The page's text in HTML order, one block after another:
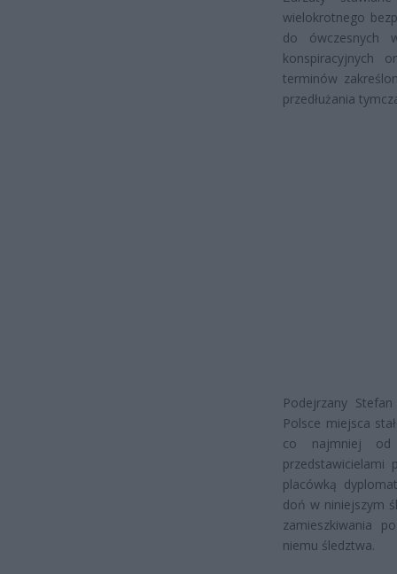
wielokrotnego
do ówczesnych
konspiracyjnych
terminów
przedłużania
Podejrzany
Polsce miejsca
co najmniej od
przedstawicielami
placówką
doń w niniejszym
zamieszkiwania
niemu śledztwa.